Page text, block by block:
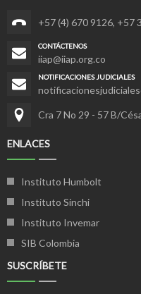
+57 (4) 670 9126, +57
CONTÁCTENOS
iiap@iiap.org.co
NOTIFICACIONES JUDICIALES
Cra 7 No 29 - 57 B/
ENLACES
Instituto Humbolt
Instituto Sinchi
Instituto Invemar
SIB Colombia
SUSCRÍBETE